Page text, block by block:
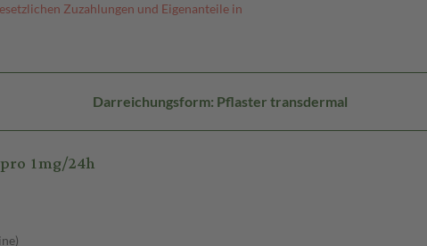
Zuzahlungen und Eigenanteile in
Darreichungsform: Pflaster transdermal
1mg/24h